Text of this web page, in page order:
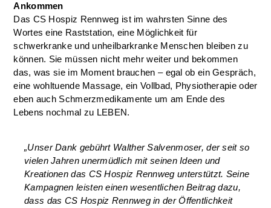
Ankommen
Das CS Hospiz Rennweg ist im wahrsten Sinne des
Wortes eine Raststation, eine Möglichkeit für
schwerkranke und unheilbarkranke Menschen bleiben zu
können. Sie müssen nicht mehr weiter und bekommen
das, was sie im Moment brauchen – egal ob ein Gespräch,
eine wohltuende Massage, ein Vollbad, Physiotherapie oder
eben auch Schmerzmedikamente um am Ende des
Lebens nochmal zu LEBEN.
„Unser Dank gebührt Walther Salvenmoser, der seit so
vielen Jahren unermüdlich mit seinen Ideen und
Kreationen das CS Hospiz Rennweg unterstützt. Seine
Kampagnen leisten einen wesentlichen Beitrag dazu,
dass das CS Hospiz Rennweg in der Öffentlichkeit